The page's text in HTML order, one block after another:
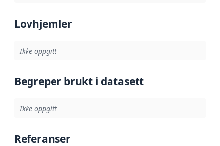
Lovhjemler
Ikke oppgitt
Begreper brukt i datasett
Ikke oppgitt
Referanser